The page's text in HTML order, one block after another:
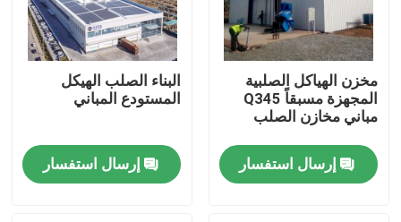
المنزل
مخزن الهياكل الصلبية
المجهزة مسبقاً Q345
مباني مخازن الصلب
إرسال استفسار
البناء الصلب الهيكل
المستودع المباني
إرسال استفسار